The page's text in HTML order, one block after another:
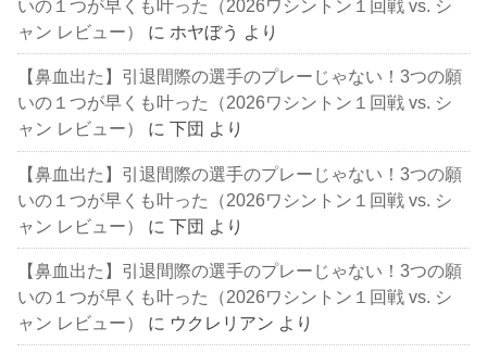
いの１つが早くも叶った（2026ワシントン１回戦 vs. シ
ャン レビュー）
に ホヤぼう より
【鼻血出た】引退間際の選手のプレーじゃない！3つの願
いの１つが早くも叶った（2026ワシントン１回戦 vs. シ
ャン レビュー）
に下団 より
【鼻血出た】引退間際の選手のプレーじゃない！3つの願
いの１つが早くも叶った（2026ワシントン１回戦 vs. シ
ャン レビュー）
に下団 より
【鼻血出た】引退間際の選手のプレーじゃない！3つの願
いの１つが早くも叶った（2026ワシントン１回戦 vs. シ
ャン レビュー）
に ウクレリアン より